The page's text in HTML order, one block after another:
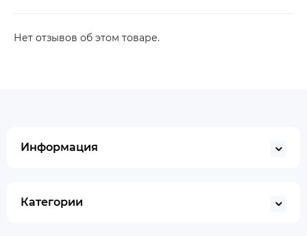
Нет отзывов об этом товаре.
Информация
Категории